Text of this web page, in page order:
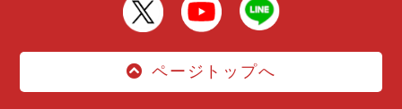
ページトップへ